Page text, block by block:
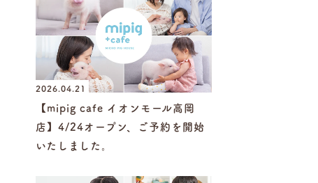
2026.04.21
【mipig cafe イオンモール高岡
店】4/24オープン、ご予約を開始
いたしました。